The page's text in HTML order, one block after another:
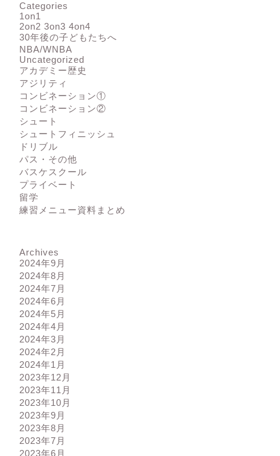
【SUMO】57M SUMOドリル
②(ドリブル) ミドルクラス編㉛
Categories
1on1
2on2 3on3 4on4
30年後の子どもたちへ
NBA/WNBA
Uncategorized
アカデミー歴史
アジリティ
コンビネーション①
コンビネーション②
シュート
シュートフィニッシュ
ドリブル
パス・その他
バスケスクール
プライベート
留学
練習メニュー資料まとめ
Archives
2024年9月
2024年8月
2024年7月
2024年6月
2024年5月
2024年4月
2024年3月
2024年2月
2024年1月
2023年12月
2023年11月
2023年10月
2023年9月
2023年8月
2023年7月
2023年6月